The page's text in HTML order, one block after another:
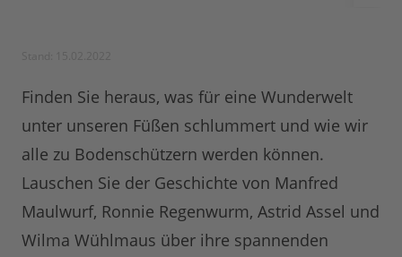
Finden Sie heraus, was für eine Wunderwelt
unter unseren Füßen schlummert und wie wir
alle zu Bodenschützern werden können.
Lauschen Sie der Geschichte von Manfred
Maulwurf, Ronnie Regenwurm, Astrid Assel und
Wilma Wühlmaus über ihre spannenden